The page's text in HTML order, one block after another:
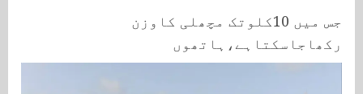
جس میں 10کلوتک مچھلی کاوزن
رکھاجاسکتاہے،ہاتھوں